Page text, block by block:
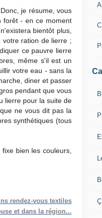
je résume, vous
forêt - en ce moment
bientôt plus,
votre ration de lierre ;
ce pauvre lierre
même s'il est un
votre eau - sans la
diner et passer
pendant que vous
lierre pour la suite de
ne vous dit pas la
synthétiques (tous
bien les couleurs,
rendez-vous textiles
et dans la région...